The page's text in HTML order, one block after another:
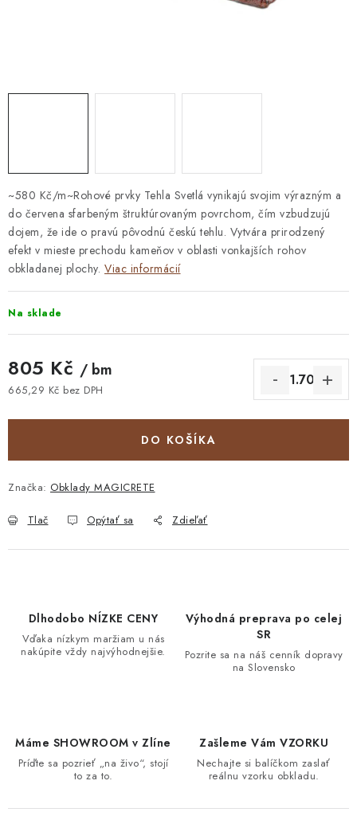
~580 Kč/m~Rohové prvky Tehla Svetlá vynikajú svojim výrazným a
do červena sfarbeným štruktúrovaným povrchom, čím vzbudzujú
dojem, že ide o pravú pôvodnú českú tehlu. Vytvára prirodzený
efekt v mieste prechodu kameňov v oblasti vonkajších rohov
obkladanej plochy. Viac informácií
Na sklade
805 Kč / bm
665,29 Kč bez DPH
DO KOŠÍKA
Značka: Obklady MAGICRETE
Tlač Opýtať sa Zdieľať
Dlhodobo NÍZKE CENY
Vďaka nízkym maržiam u nás
nakúpite vždy najvýhodnejšie.
Výhodná preprava po celej
SR
Pozrite sa na náš cenník dopravy
na Slovensko
Máme SHOWROOM v Zlíne
Príďte sa pozrieť „na živo“, stojí
to za to.
Zašleme Vám VZORKU
Nechajte si balíčkom zaslať
reálnu vzorku obkladu.